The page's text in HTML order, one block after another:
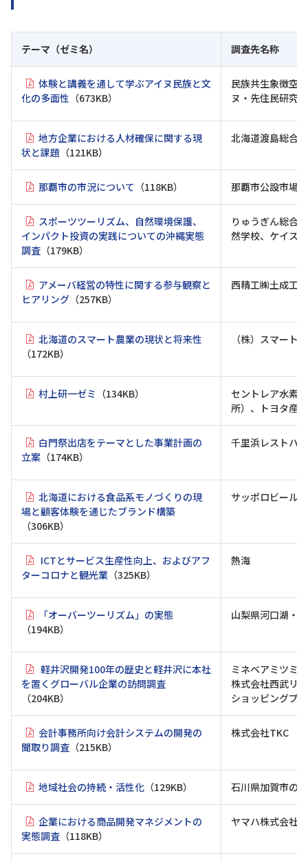
テーマ（ゼミ名） 調査先名称
体験と講義を通して学ぶアイヌ民族と文
化の多面性 （673KB）
民族共生象徴空
ヌ・先住民研究
地方企業における人材確保に関する現
状と課題 （121KB）
北海道渡島総合
那覇市の市況について （118KB） 那覇市公設市場
スポーツツーリズム、自然環境保護、
インパクト投資の実践についての沖縄実態
調査 （179KB）
りゅうぎん総合
然学校、ケイス
アメーバ経営の特性に関する参与観察と
ヒアリング （257KB）
西精工㈱土成工場
北海道のスマート農業の現状と将来性
（172KB）
（株）スマート
村上研一ゼミ （134KB）
セントレア水素
所）、トヨタ産
白門祭出店をテーマとした事業計画の
立案 （174KB）
千里浜レストハ
北海道における食品系モノづくりの現
場と顧客体験を通じたブランド構築
（306KB）
サッポロビール
ICTとサービス生産性向上、およびアフ
ターコロナと観光業 （325KB）
熱海
「オーバーツーリズム」の実態
（194KB）
山梨県河口湖・
軽井沢開発100年の歴史と軽井沢に本社
を置くグローバル企業の訪問調査
（204KB）
ミネベアミツミ
株式会社西武リ
ショッピングプ
会計事務所向け会計システムの開発の
聞取り調査 （215KB）
株式会社TKC
地域社会の持続・活性化 （129KB） 石川県加賀市の
企業における商品開発マネジメントの
実態調査 （118KB）
ヤマハ株式会社